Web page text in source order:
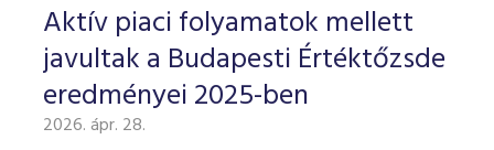
Aktív piaci folyamatok mellett
javultak a Budapesti Értéktőzsde
eredményei 2025-ben
2026. ápr. 28.